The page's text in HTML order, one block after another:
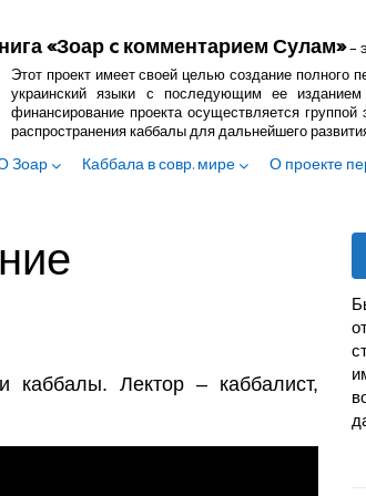
«Зоар c комментарием Сулам»–
Этот проект имеет своей целью создание полного
украинский языки с последующим ее
финансирование проекта осуществляется
распространения каббалы для дальнейшего
Зоар Каббала в совр. мире О проекте
каббалы. Лектор – каббалист,